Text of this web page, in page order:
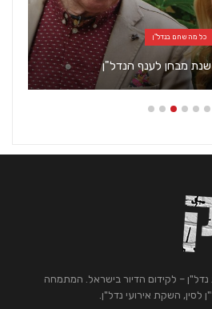
כל מה שחם בנדל"ן
מבחן לענף הנדל"ן
– לקידום הדיור בישראל. המתמחה
השקת אירועי נדל"ן.